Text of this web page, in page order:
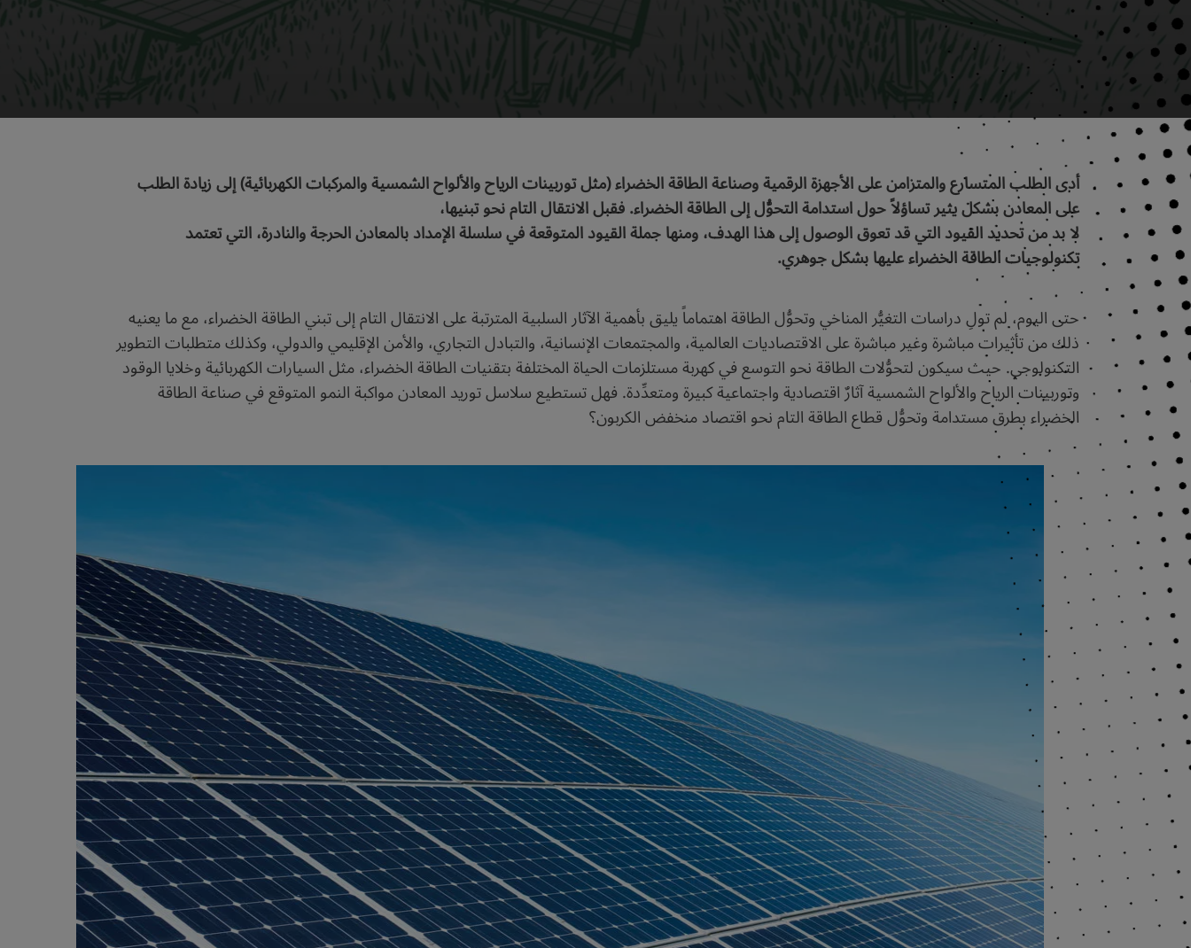
أدى الطلب المتسارع والمتزامن على الأجهزة الرقمية وصناعة الطاقة الخضراء (مثل توربينات الرياح والألواح الشمسية والمركبات الكهربائية) إلى زيادة الطلب
على المعادن بشكل يثير تساؤلاً حول استدامة التحوُّل إلى الطاقة الخضراء. فقبل الانتقال التام نحو تبنيها،
لا بد من تحديد القيود التي قد تعوق الوصول إلى هذا الهدف، ومنها جملة القيود المتوقعة في سلسلة الإمداد بالمعادن الحرجة والنادرة، التي تعتمد
تكنولوجيات الطاقة الخضراء عليها بشكل جوهري.
حتى اليوم، لم تولِ دراسات التغيُّر المناخي وتحوُّل الطاقة اهتماماً يليق بأهمية الآثار السلبية المترتبة على الانتقال التام إلى تبني الطاقة الخضراء، مع ما يعنيه
ذلك من تأثيرات مباشرة وغير مباشرة على الاقتصاديات العالمية، والمجتمعات الإنسانية، والتبادل التجاري، والأمن الإقليمي والدولي، وكذلك متطلبات التطوير
التكنولوجي. حيث سيكون لتحوُّلات الطاقة نحو التوسع في كهربة مستلزمات الحياة المختلفة بتقنيات الطاقة الخضراء، مثل السيارات الكهربائية وخلايا الوقود
وتوربينات الرياح والألواح الشمسية آثارٌ اقتصادية واجتماعية كبيرة ومتعدِّدة. فهل تستطيع سلاسل توريد المعادن مواكبة النمو المتوقع في صناعة الطاقة
الخضراء بطرق مستدامة وتحوُّل قطاع الطاقة التام نحو اقتصاد منخفض الكربون؟